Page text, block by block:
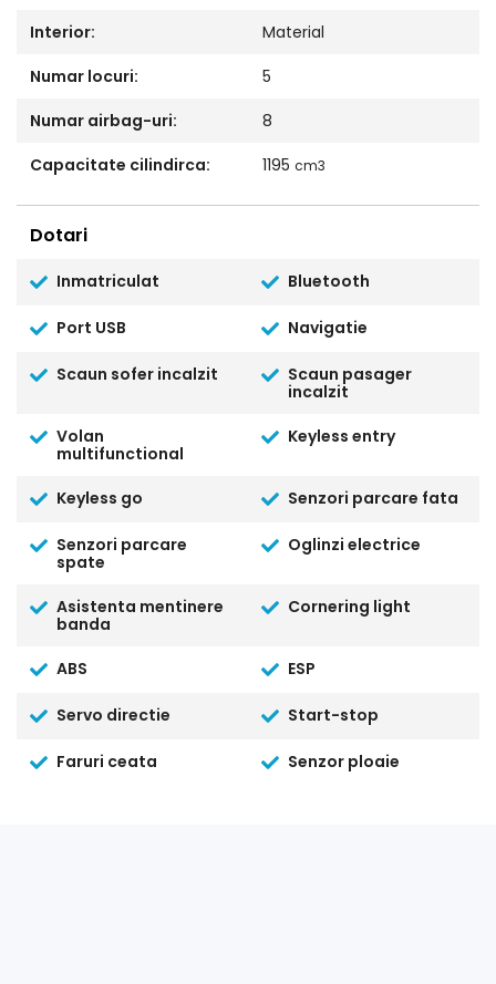
Interior:
Material
Numar locuri:
5
Numar airbag-uri:
8
Capacitate cilindirca:
1195cm3
Dotari
Inmatriculat Bluetooth
Port USB Navigatie
Scaun sofer incalzit
Scaun pasager
incalzit
Volan
multifunctional
Keyless entry
Keyless go Senzori parcare fata
Senzori parcare
spate
Oglinzi electrice
Asistenta mentinere
banda
Cornering light
ABS ESP
Servo directie Start-stop
Faruri ceata Senzor ploaie